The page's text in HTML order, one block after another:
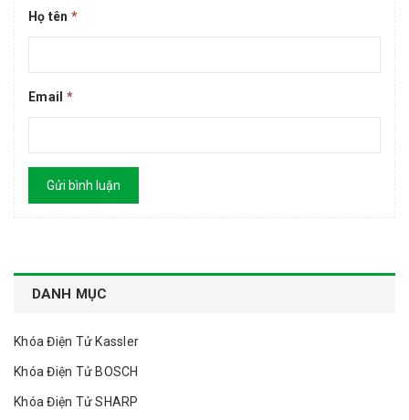
Họ tên *
Email *
Gửi bình luận
DANH MỤC
Khóa Điện Tử Kassler
Khóa Điện Tử BOSCH
Khóa Điện Tử SHARP